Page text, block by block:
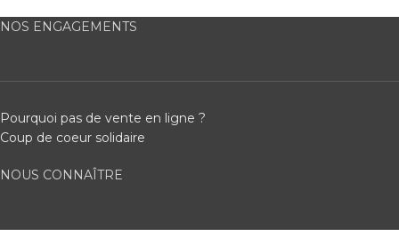
NOS ENGAGEMENTS
Pourquoi pas de vente en ligne ?
Coup de coeur solidaire
NOUS CONNAÎTRE